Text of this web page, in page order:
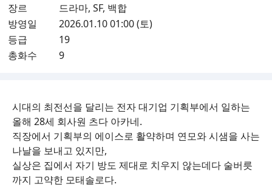
장르
드라마, SF, 백합
방영일
2026.01.10 01:00 (토)
등급
19
총화수
9
시대의 최전선을 달리는 전자 대기업 기획부에서 일하는
올해 28세 회사원 츠다 아카네.
직장에서 기획부의 에이스로 활약하며 연모와 시샘을 사는
나날을 보내고 있지만,
실상은 집에서 자기 방도 제대로 치우지 않는데다 술버릇
까지 고약한 모태솔로다.